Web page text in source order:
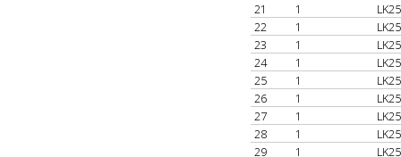
21
1
22
1
23
1
24
1
25
1
26
1
27
1
28
1
29
1